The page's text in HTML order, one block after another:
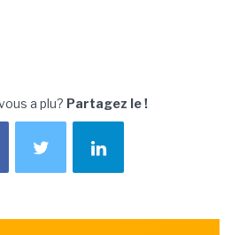
a plu? Partagez le !